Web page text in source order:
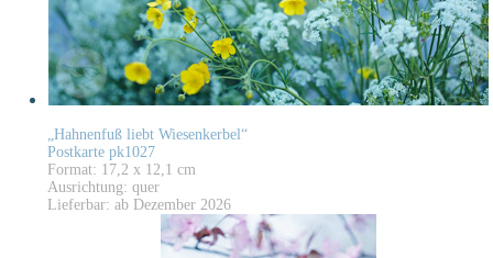
„Hahnenfuß liebt Wiesenkerbel“
Postkarte pk1027
Format: 17,2 x 12,1 cm
Ausrichtung: quer
Lieferbar: ab Dezember 2026